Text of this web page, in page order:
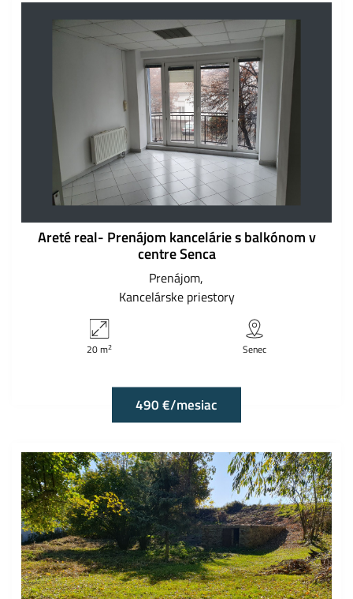
Areté real- Prenájom kancelárie s balkónom v
centre Senca
Prenájom
Kancelárske priestory
20 m2 Senec
490 €/mesiac